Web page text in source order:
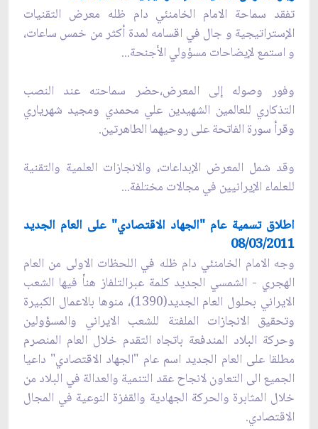
تفقد سماحة الامام الخامنئي دام ظله معرض التقنيات
الإستراتيجية و جال في اقسامه لمدة أكثر من خمس ساعات،
و استمع لإيضاحات مسؤولي الأجنحة...
وفور وصوله إلى المعرض،حضر سماحته عند النصب
التذكاري للعالمين الشهيدين علي محمدي ومجيد شهرياري
وقرأ سورة الفاتحة على روحيهما الطاهرتين.
وقد شمل المعرض الإبداعات، والانجازات العلمية والتقنية
للعلماء الإيرانيين في مجالات مختلفة...
اطلاق تسمية عام "الجهاد الاقتصادي" على العام الجديد
08/03/2011
وجه الامام الخامنئي دام ظله في اللحظات الاولى من العام
الهجري - الشمسي الجديد كلمة عبرالتلفاز هنأ فيها الشعب
الايراني بحلول العام الجديد(1390)، منوها بالاعمال الكبيرة
وتحقيق الانجازات الملفتة للشعب الايراني والمسؤولين
وحركة البلاد المندفعة باتجاه التقدم خلال العام المنصرم
مطلقا على العام الجديد اسم عام "الجهاد الاقتصادي" داعيا
الجميع الى التعاون لانجاح عقد التنمية والعدالة في البلاد من
خلال المثابرة والحركة الجهادية والقفزة النوعية في المجال
الاقتصادي.